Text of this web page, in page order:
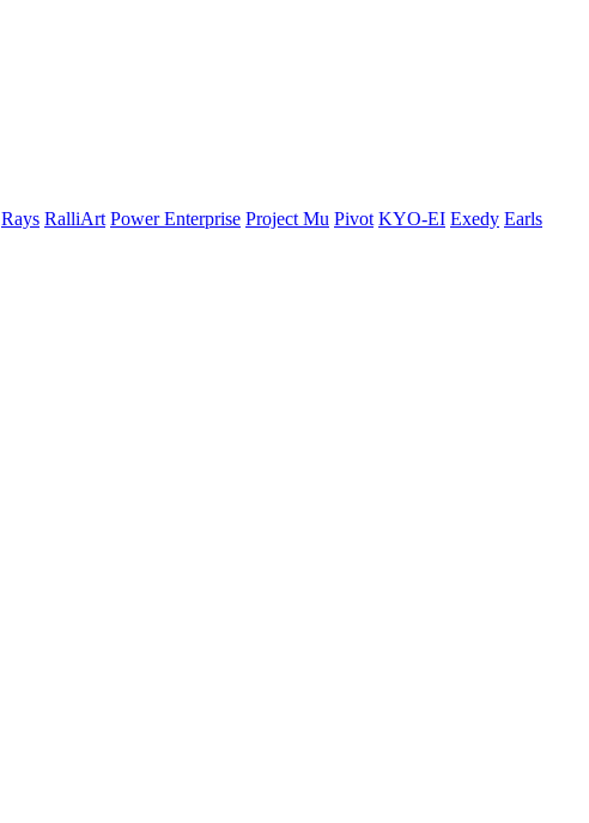
Rays RalliArt Power Enterprise Project Mu Pivot KYO-EI Exedy Earls